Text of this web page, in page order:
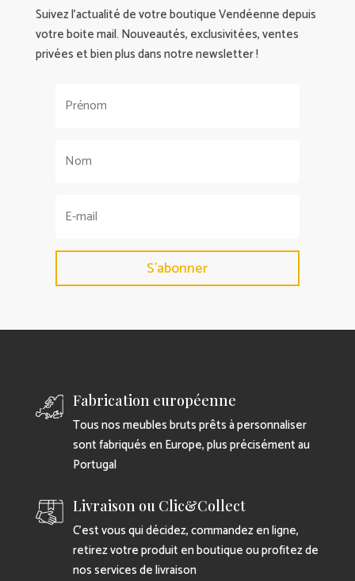
Suivez l’actualité de votre boutique Vendéenne depuis
votre boite mail. Nouveautés, exclusivitées, ventes
privées et bien plus dans notre newsletter !
S'abonner
Fabrication européenne
Tous nos meubles bruts prêts à personnaliser
sont fabriqués en Europe, plus précisément au
Portugal
Livraison ou Clic&Collect
C’est vous qui décidez, commandez en ligne,
retirez votre produit en boutique ou profitez de
nos services de livraison